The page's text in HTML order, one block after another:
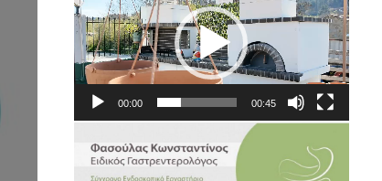
Βίντεο
00:00 00:45